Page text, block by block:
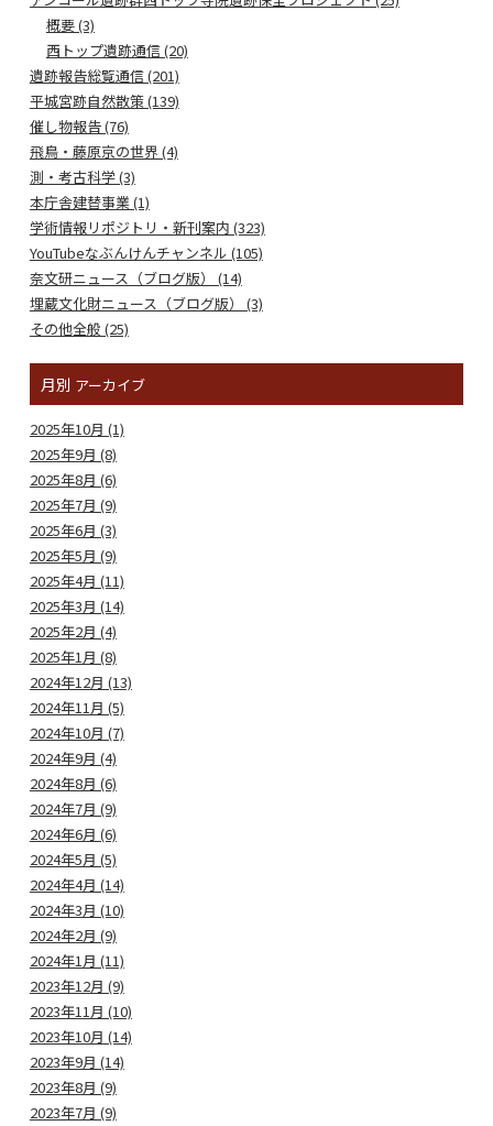
概要 (3)
西トップ遺跡通信 (20)
遺跡報告総覧通信 (201)
平城宮跡自然散策 (139)
催し物報告 (76)
飛鳥・藤原京の世界 (4)
測・考古科学 (3)
本庁舎建替事業 (1)
学術情報リポジトリ・新刊案内 (323)
YouTubeなぶんけんチャンネル (105)
奈文研ニュース（ブログ版） (14)
埋蔵文化財ニュース（ブログ版） (3)
その他全般 (25)
月別 アーカイブ
2025年10月 (1)
2025年9月 (8)
2025年8月 (6)
2025年7月 (9)
2025年6月 (3)
2025年5月 (9)
2025年4月 (11)
2025年3月 (14)
2025年2月 (4)
2025年1月 (8)
2024年12月 (13)
2024年11月 (5)
2024年10月 (7)
2024年9月 (4)
2024年8月 (6)
2024年7月 (9)
2024年6月 (6)
2024年5月 (5)
2024年4月 (14)
2024年3月 (10)
2024年2月 (9)
2024年1月 (11)
2023年12月 (9)
2023年11月 (10)
2023年10月 (14)
2023年9月 (14)
2023年8月 (9)
2023年7月 (9)